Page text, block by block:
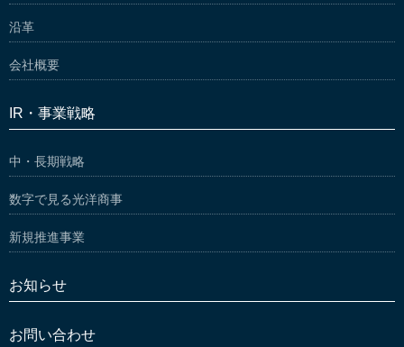
沿革
会社概要
IR・事業戦略
中・長期戦略
数字で見る光洋商事
新規推進事業
お知らせ
お問い合わせ